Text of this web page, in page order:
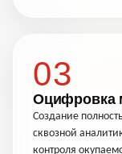
03
Оцифровка
Создание
сквозной
контроля